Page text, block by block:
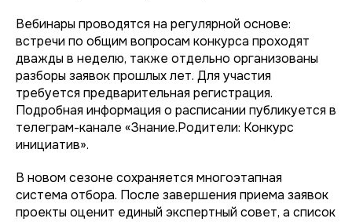
Вебинары проводятся на регулярной основе:
встречи по общим вопросам конкурса проходят
дважды в неделю, также отдельно организованы
разборы заявок прошлых лет. Для участия
требуется предварительная регистрация.
Подробная информация о расписании публикуется в
телеграм-канале «Знание.Родители: Конкурс
инициатив».
В новом сезоне сохраняется многоэтапная
система отбора. После завершения приема заявок
проекты оценит единый экспертный совет, а список